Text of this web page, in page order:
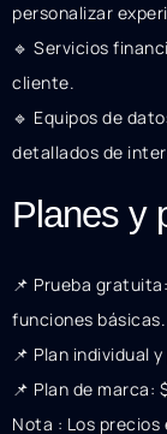
personalizar
🔹 Servicios
cliente.
🔹 Equipos de
detallados de
Planes y
📌 Prueba
funciones básicas.
📌 Plan individual
📌 Plan de marca:
Nota : Los